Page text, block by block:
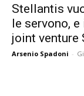
Stellantis
le servono,
joint venture
Arsenio Spadoni -